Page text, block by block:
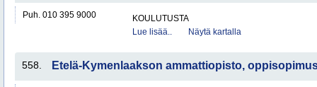
Puh. 010 395 9000
KOULUTUSTA
Lue lisää..
Näytä kartalla
558. Etelä-Kymenlaakson ammattiopisto,